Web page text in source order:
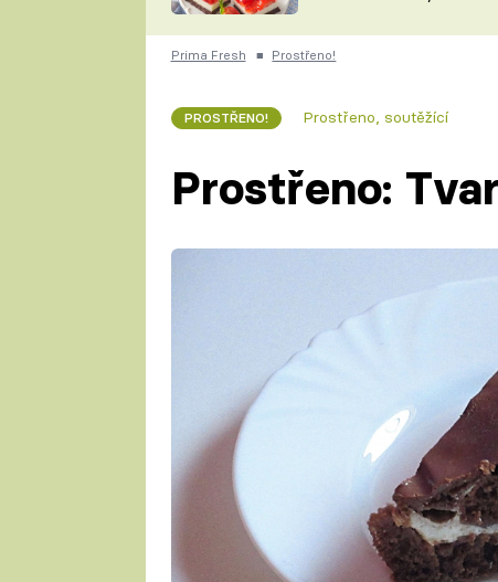
ČESKO NA TALÍŘI
KUCHAŘKA
Prima Fresh ■ Prostřeno!
PROSTŘENO! Prostřeno, soutěžící
Prostřeno: